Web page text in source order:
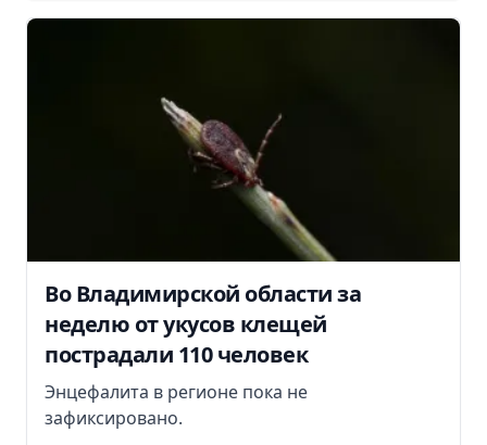
Во Владимирской области за
неделю от укусов клещей
пострадали 110 человек
Энцефалита в регионе пока не
зафиксировано.